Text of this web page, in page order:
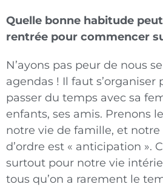
Quelle bonne habitude
rentrée pour commencer
N’ayons pas peur de nous
agendas ! Il faut s’organiser
passer du temps avec sa
enfants, ses amis. Prenons
notre vie de famille, et
d’ordre est « anticipation ».
surtout pour notre vie
tous qu’on a rarement le